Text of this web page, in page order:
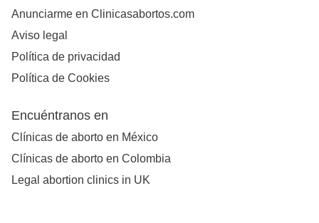
Anunciarme en Clinicasabortos.com
Aviso legal
Política de privacidad
Política de Cookies
Encuéntranos en
Clínicas de aborto en México
Clínicas de aborto en Colombia
Legal abortion clinics in UK